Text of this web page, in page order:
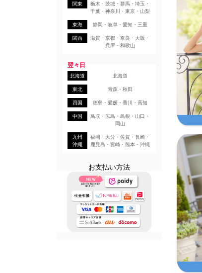
関東
栃木・茨城・群馬・埼玉・
千葉・神奈川・東京・山梨
東海 静岡・岐阜・愛知・三重
関西
滋賀・京都・奈良・大阪・
兵庫・和歌山
翌々日
北海道 北海道
東北 青森・秋田
四国 徳島・愛媛・香川・高知
中国
鳥取・広島・島根・山口・
岡山
九州
沖縄
福岡・大分・佐賀・長崎・
鹿児島・宮崎・熊本・沖縄
お支払い方法